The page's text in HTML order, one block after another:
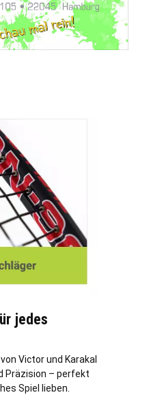
jedes
Victor und Karakal
Präzision – perfekt
Spiel lieben.